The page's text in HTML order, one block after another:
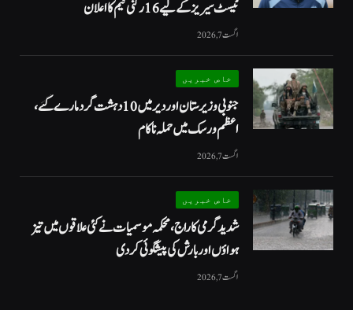
ٹیسٹ سیریز کے لیے 16 رکنی ٹیم کا اعلان
اگست 7, 2026
خاص خبریں
جنوبی وزیرستان اور دیر میں 10 دہشت گرد مارے گئے،
اعظم ورسک میں حملہ ناکام
اگست 7, 2026
خاص خبریں
شدید گرمی کا راج، محکمہ موسمیات نے کئی علاقوں میں تیز
ہواؤں اور بارش کی پیشگوئی کر دی
اگست 7, 2026